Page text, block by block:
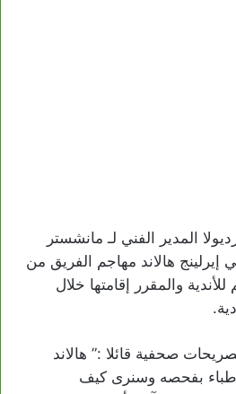
المدير الفني لـ مانشستر
هالاند مهاجم الفريق من
والمقرر إقامتها خلال
صحفية قائلا :” هالاند
بفحصه وسنرى كيف